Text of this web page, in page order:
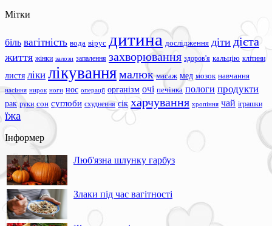
Мітки
біль вагітність вода вірус дитина дослідження діти дієта
життя жінки залози запалення захворювання здоров'я кальцію клітини
листя ліки лікуваннямалюк масаж мед мозок навчання
насіння нирок ноги нос операції організм очі печінка пологи продукти
рак руки сон суглоби схуднення сік харчування хропіння чай іграшки
їжа
Інформер
Люб'язна шлунку гарбуз
Злаки під час вагітності